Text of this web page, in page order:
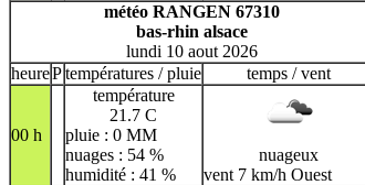
météo RANGEN 67310
bas-rhin alsace
lundi 10 aout 2026
heurePtempératures / pluie temps / vent
00 h
température
21.7 C
pluie : 0 MM
nuages : 54 %
humidité : 41 %
nuageux
vent 7 km/h Ouest